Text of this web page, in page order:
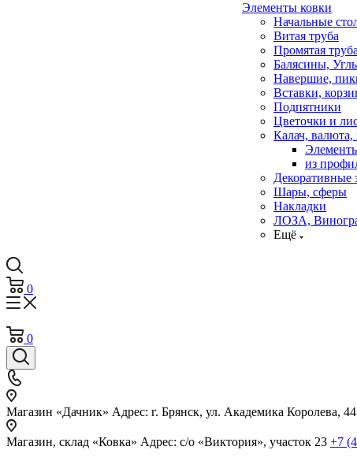
Элементы ковки
Начальные
Витая труба
Промятая
Балясины,
Навершие,
Вставки,
Подпятники
Цветочки и
Калач, валюта,
из
Декоративные
Шары, сферы
Накладки
ЛОЗА,
Ещё
0
0
Магазин «Дачник» Адрес: г. Брянск, ул. Академика Королева, 44
Магазин, склад «Ковка» Адрес: с/о «Виктория», участок 23 +7